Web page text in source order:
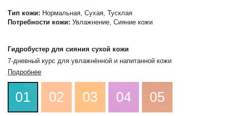
Тип кожи: Нормальная, Сухая, Тусклая
Потребности кожи: Увлажнение, Сияние кожи
Гидробустер для сияния сухой кожи
7-дневный курс для увлажнённой и напитанной кожи
Подробнее
01 02 03 04 05